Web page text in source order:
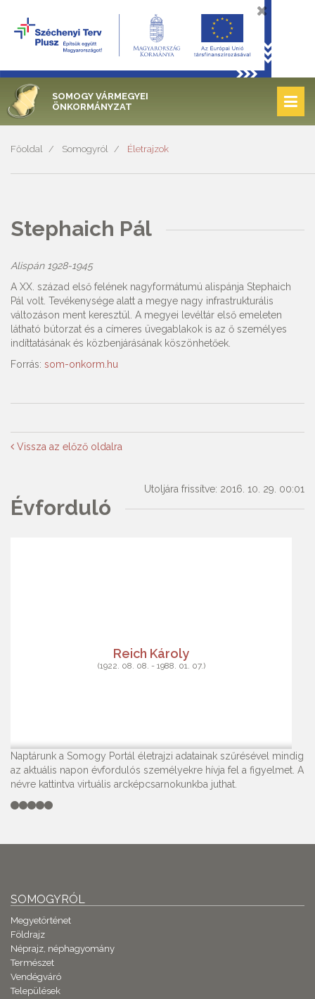
SOMOGY VÁRMEGYEI
ÖNKORMÁNYZAT
Főoldal Somogyról Életrajzok
Stephaich Pál
Alispán 1928-1945
A XX. század első felének nagyformátumú alispánja Stephaich
Pál volt. Tevékenysége alatt a megye nagy infrastrukturális
változáson ment keresztül. A megyei levéltár első emeleten
látható bútorzat és a címeres üvegablakok is az ő személyes
indíttatásának és közbenjárásának köszönhetőek.
Forrás: som-onkorm.hu
Vissza az előző oldalra
Utoljára frissítve: 2016. 10. 29. 00:01
Évforduló
Reich Károly
(1922. 08. 08. - 1988. 01. 07.)
Naptárunk a Somogy Portál életrajzi adatainak szűrésével mindig
az aktuális napon évfordulós személyekre hívja fel a figyelmet. A
névre kattintva virtuális arcképcsarnokunkba juthat.
SOMOGYRÓL
Megyetörténet
Földrajz
Néprajz, néphagyomány
Természet
Vendégváró
Települések